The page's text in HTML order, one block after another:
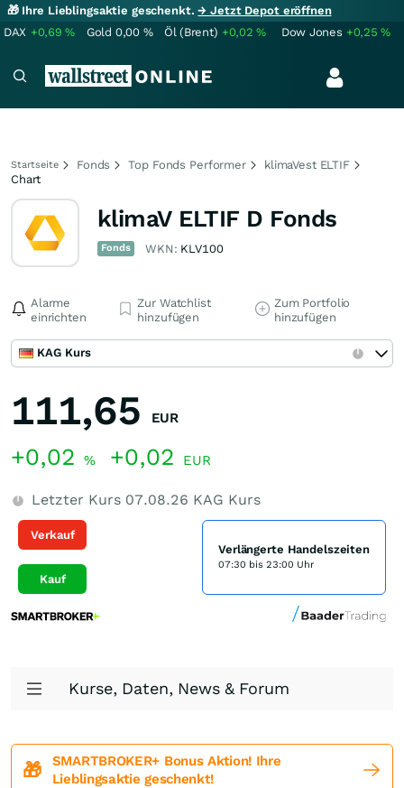
🎁 Ihre Lieblingsaktie geschenkt.→ Jetzt Depot eröffnen
DAX +0,69% Gold 0,00 % Öl (Brent) +0,02% Dow Jones +0,25%
Startseite Fonds Top Fonds Performer
klimaVest ELTIF
Chart
klimaV ELTIF D Fonds
Fonds WKN: KLV100
Alarme
einrichten
Zur Watchlist
hinzufügen
Zum Portfolio
hinzufügen
KAG Kurs
111,65 EUR
+0,02 % +0,02 EUR
Letzter Kurs 07.08.26 KAG Kurs
Verkauf
Kauf
Verlängerte Handelszeiten
07:30 bis 23:00 Uhr
Kurse, Daten, News & Forum
🎁
SMARTBROKER+ Bonus Aktion! Ihre
Lieblingsaktie geschenkt!